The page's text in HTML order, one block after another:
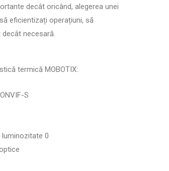
decât oricând, alegerea unei
eficientizați operațiuni, să
necesară.
termică MOBOTIX:
S
0